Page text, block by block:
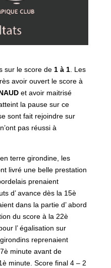
sur le score de 1 à 1. Les
avoir ouvert le score à
et avoir maitrisé
la pause sur ce
sont fait rejoindre sur
pas réussi à
terre girondine, les
livré une belle prestation
prenaient
d’ avance dès la 15è
dans la partie d’ abord
du score à la 22è
l’ égalisation sur
reprenaient
minute avant de
minute. Score final 4 – 2